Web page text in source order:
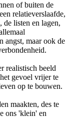
of buiten de
relatieverslaafde,
de listen en lagen,
angst, maar ook de
realistisch beeld
gevoel vrijer te
op te bouwen.
maakten, des te
ons 'klein' en